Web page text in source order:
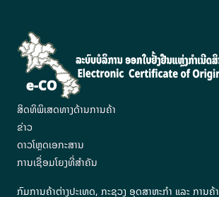
ສິດທິພິເສດທາງດ້ານການຄ້າ
ຂ່າວ
ດາວໂຫຼດເອກະສານ
ການເຊື່ອມໂຍງທີ່ສຳຄັນ
ກົມການຄ້າຕ່າງປະເທດ, ກະຊວງ ອຸດສາຫະກຳ ແລະ ການຄ້າ